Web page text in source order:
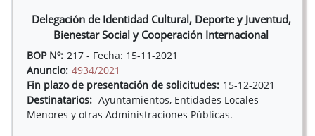
Delegación de Identidad Cultural, Deporte y Juventud,
Bienestar Social y Cooperación Internacional
BOP Nº: 217 - Fecha: 15-11-2021
Anuncio: 4934/2021
Fin plazo de presentación de solicitudes: 15-12-2021
Destinatarios: Ayuntamientos, Entidades Locales
Menores y otras Administraciones Públicas.